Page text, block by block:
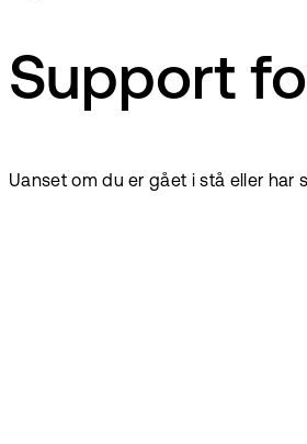
Support
Uanset om du er gået i stå eller har